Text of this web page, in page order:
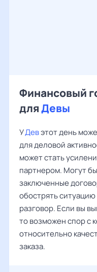
Финансовый
дляДевы
УДевэтот день
для деловой
может стать
партнером. Могут
заключенные
обострять
разговор. Если вы
то возможен спор с
относительно
заказа.